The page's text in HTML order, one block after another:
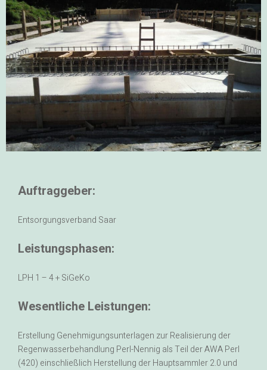
Auftraggeber:
Entsorgungsverband Saar
Leistungsphasen:
LPH 1 – 4 + SiGeKo
Wesentliche Leistungen:
Erstellung Genehmigungsunterlagen zur Realisierung der
Regenwasserbehandlung Perl-Nennig als Teil der AWA Perl
(420) einschließlich Herstellung der Hauptsammler 2.0 und